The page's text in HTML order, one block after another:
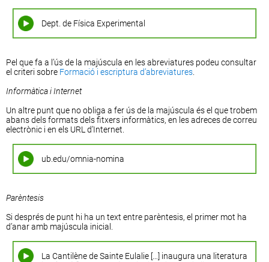
Dept. de Física Experimental
Pel que fa a l’ús de la majúscula en les abreviatures podeu consultar
el criteri sobre Formació i escriptura d’abreviatures.
Informàtica i Internet
Un altre punt que no obliga a fer ús de la majúscula és el que trobem
abans dels formats dels fitxers informàtics, en les adreces de correu
electrònic i en els URL d’Internet.
ub.edu/omnia-nomina
Parèntesis
Si després de punt hi ha un text entre parèntesis, el primer mot ha
d’anar amb majúscula inicial.
La Cantilène de Sainte Eulalie […] inaugura una literatura